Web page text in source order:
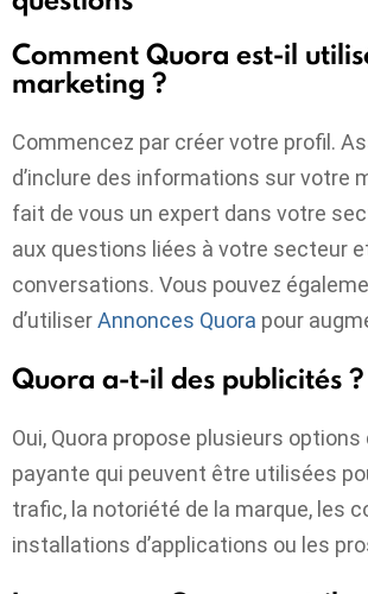
Comment Quora est-il
marketing ?
Commencez par créer votre profil.
d’inclure des informations sur votre
fait de vous un expert dans votre
aux questions liées à votre secteur
conversations. Vous pouvez
d’utiliserAnnonces Quora pour
Quora a-t-il des publicités ?
Oui, Quora propose plusieurs
payante qui peuvent être utilisées
trafic, la notoriété de la marque, les
installations d’applications ou les